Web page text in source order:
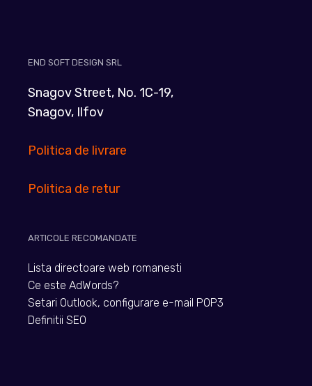
END SOFT DESIGN SRL
Snagov Street, No. 1C-19,
Snagov, Ilfov
Politica de livrare
Politica de retur
ARTICOLE RECOMANDATE
Lista directoare web romanesti
Ce este AdWords?
Setari Outlook, configurare e-mail POP3
Definitii SEO